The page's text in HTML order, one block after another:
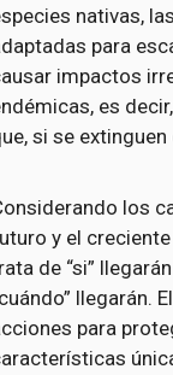
nativas,
para
impactos
es
si se
los
y el
de “si”
llegarán.
para